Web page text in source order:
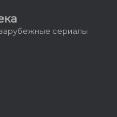
сериалы